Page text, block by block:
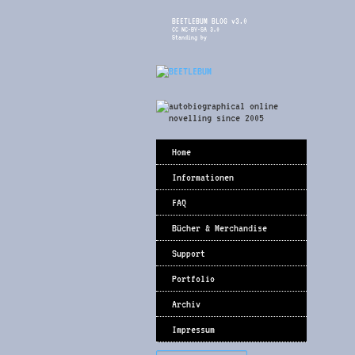
BEETLEBUM BLOG v3.0
CC NC-BY-SA 3.0
Standing by
Home
Informationen
FAQ
Bücher & Merchandise
Support
Portfolio
Archiv
Impressum